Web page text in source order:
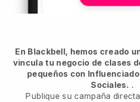
En Blackbell, hemos creado
vincula tu negocio de clases
pequeños con
Sociales. .
Publique su campaña